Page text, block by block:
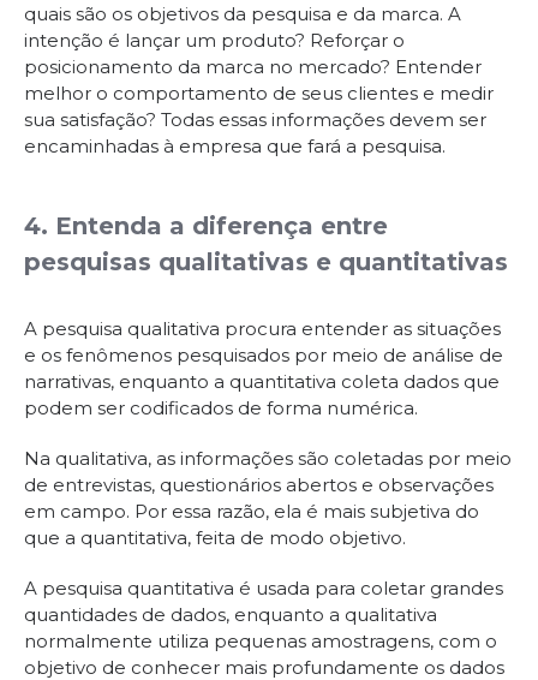
quais são os objetivos da pesquisa e da marca. A
intenção é lançar um produto? Reforçar o
posicionamento da marca no mercado? Entender
melhor o comportamento de seus clientes e medir
sua satisfação? Todas essas informações devem ser
encaminhadas à empresa que fará a pesquisa.
4. Entenda a diferença entre
pesquisas qualitativas e quantitativas
A pesquisa qualitativa procura entender as situações
e os fenômenos pesquisados por meio de análise de
narrativas, enquanto a quantitativa coleta dados que
podem ser codificados de forma numérica.
Na qualitativa, as informações são coletadas por meio
de entrevistas, questionários abertos e observações
em campo. Por essa razão, ela é mais subjetiva do
que a quantitativa, feita de modo objetivo.
A pesquisa quantitativa é usada para coletar grandes
quantidades de dados, enquanto a qualitativa
normalmente utiliza pequenas amostragens, com o
objetivo de conhecer mais profundamente os dados